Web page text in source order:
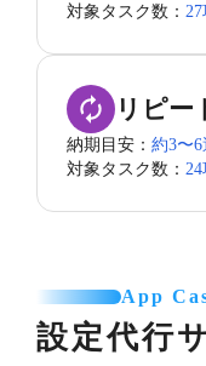
対象タスク数： 27
リピー
納期目安：約3〜6
対象タスク数： 24
App
設定代行